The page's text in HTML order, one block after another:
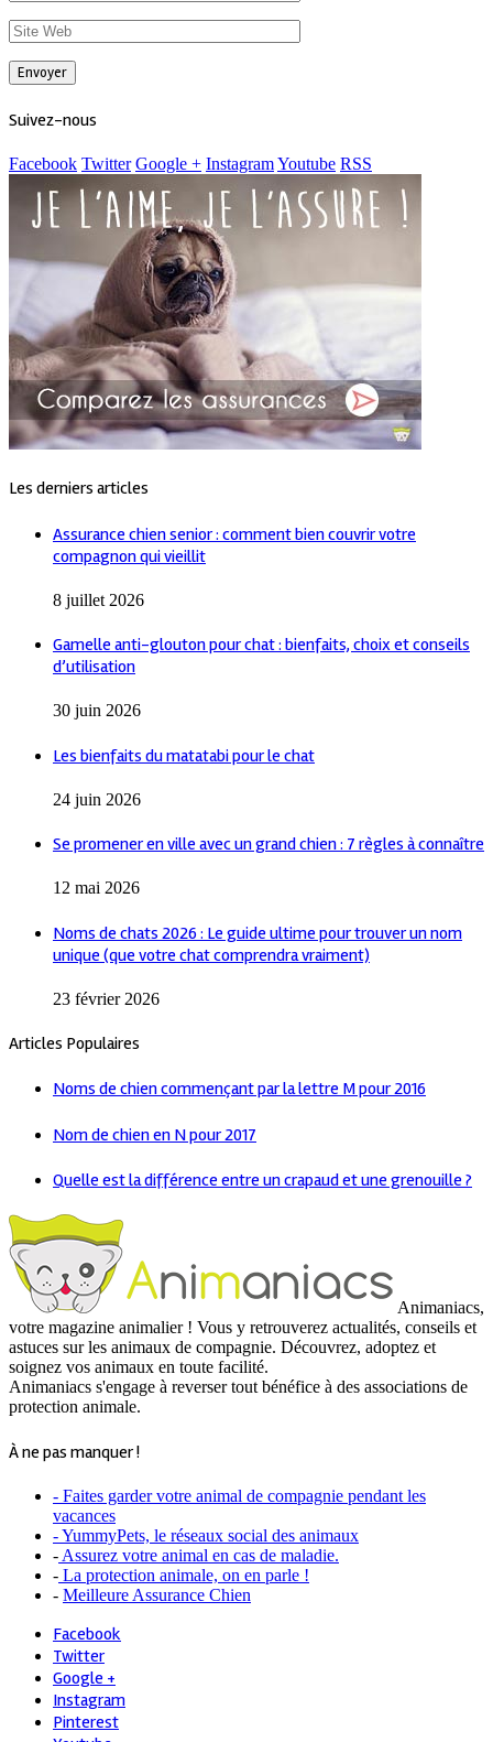
Suivez-nous
Facebook Twitter Google + InstagramYoutube RSS
Les derniers articles
Assurance chien senior : comment bien couvrir votre
compagnon qui vieillit
8 juillet 2026
Gamelle anti-glouton pour chat : bienfaits, choix et conseils
d’utilisation
30 juin 2026
Les bienfaits du matatabi pour le chat
24 juin 2026
Se promener en ville avec un grand chien : 7 règles à connaître
12 mai 2026
Noms de chats 2026 : Le guide ultime pour trouver un nom
unique (que votre chat comprendra vraiment)
23 février 2026
Articles Populaires
Noms de chien commençant par la lettre M pour 2016
Nom de chien en N pour 2017
Quelle est la différence entre un crapaud et une grenouille ?
Animaniacs,
votre magazine animalier ! Vous y retrouverez actualités, conseils et
astuces sur les animaux de compagnie. Découvrez, adoptez et
soignez vos animaux en toute facilité.
Animaniacs s'engage à reverser tout bénéfice à des associations de
protection animale.
À ne pas manquer !
- Faites garder votre animal de compagnie pendant les
vacances
- YummyPets, le réseaux social des animaux
- Assurez votre animal en cas de maladie.
- La protection animale, on en parle !
- Meilleure Assurance Chien
Facebook
Twitter
Google +
Instagram
Pinterest